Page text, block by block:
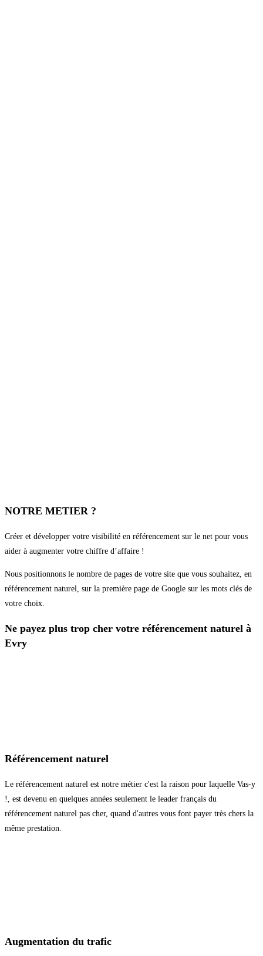
NOTRE METIER ?
Créer et développer votre visibilité en référencement sur le net pour vous
aider à augmenter votre chiffre d’affaire !
Nous positionnons le nombre de pages de votre site que vous souhaitez, en
référencement naturel, sur la première page de Google sur les mots clés de
votre choix.
Ne payez plus trop cher votre référencement naturel à
Evry
Référencement naturel
Le référencement naturel est notre métier c'est la raison pour laquelle Vas-y
!, est devenu en quelques années seulement le leader français du
référencement naturel pas cher, quand d'autres vous font payer très chers la
même prestation.
Augmentation du trafic